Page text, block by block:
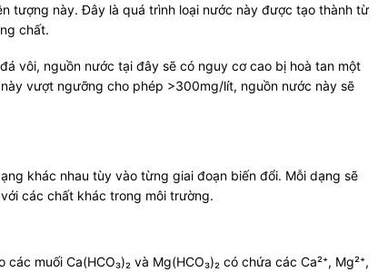
tượng này. Đây là quá trình loại nước này được tạo thành từ
chất.
vôi, nguồn nước tại đây sẽ có nguy cơ cao bị hoà tan một
vượt ngưỡng cho phép >300mg/lít, nguồn nước này sẽ
khác nhau tùy vào từng giai đoạn biến đổi. Mỗi dạng sẽ
các chất khác trong môi trường.
muối Ca(HCO₃)₂ và Mg(HCO₃)₂ có chứa các Ca²⁺, Mg²⁺,